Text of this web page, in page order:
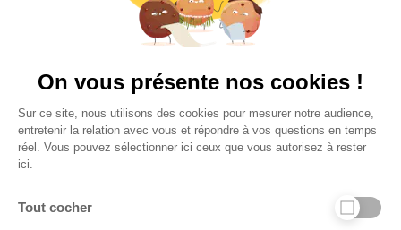
Plus de 650 Avis
On vous présente nos cookies !
Sur ce site, nous utilisons des cookies pour mesurer notre audience,
entretenir la relation avec vous et répondre à vos questions en temps
réel. Vous pouvez sélectionner ici ceux que vous autorisez à rester
ici.
Tout cocher